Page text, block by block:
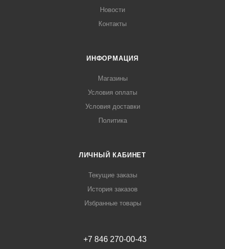
Новости
Контакты
ИНФОРМАЦИЯ
Магазины
Условия оплаты
Условия доставки
Политика
ЛИЧНЫЙ КАБИНЕТ
Текущие заказы
История заказов
Избранные товары
+7 846 270-00-43